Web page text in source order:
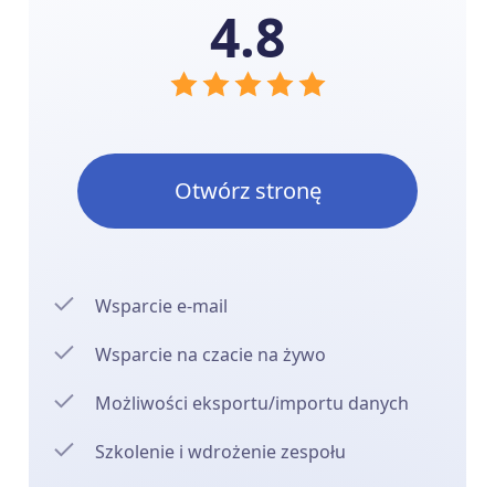
4.8
Otwórz stronę
Wsparcie e-mail
Wsparcie na czacie na żywo
Możliwości eksportu/importu danych
Szkolenie i wdrożenie zespołu